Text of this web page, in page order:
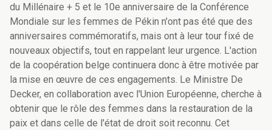
du Millénaire + 5 et le 10e anniversaire de la Conférence
Mondiale sur les femmes de Pékin n'ont pas été que des
anniversaires commémoratifs, mais ont à leur tour fixé de
nouveaux objectifs, tout en rappelant leur urgence. L'action
de la coopération belge continuera donc à être motivée par
la mise en œuvre de ces engagements. Le Ministre De
Decker, en collaboration avec l'Union Européenne, cherche à
obtenir que le rôle des femmes dans la restauration de la
paix et dans celle de l'état de droit soit reconnu. Cet